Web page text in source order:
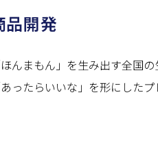
品開発
ほんまもん」を生み出す全国
あったらいいな」を形にした